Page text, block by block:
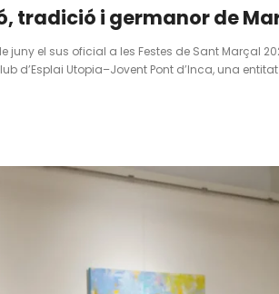
tradició i germanor de
juny el sus oficial a les Festes de Sant Marçal
d’Esplai Utopia–Jovent Pont d’Inca, una